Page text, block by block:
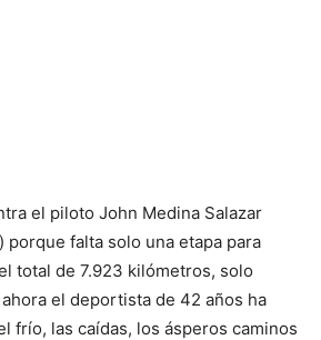
el piloto John Medina Salazar
porque falta solo una etapa para
total de 7.923 kilómetros, solo
el deportista de 42 años ha
frío, las caídas, los ásperos caminos